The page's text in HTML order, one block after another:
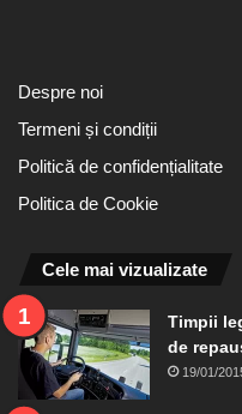
Despre noi
Termeni și condiții
Politică de confidențialitate
Politica de Cookie
Cele mai vizualizate
Timpii
de
19/01/